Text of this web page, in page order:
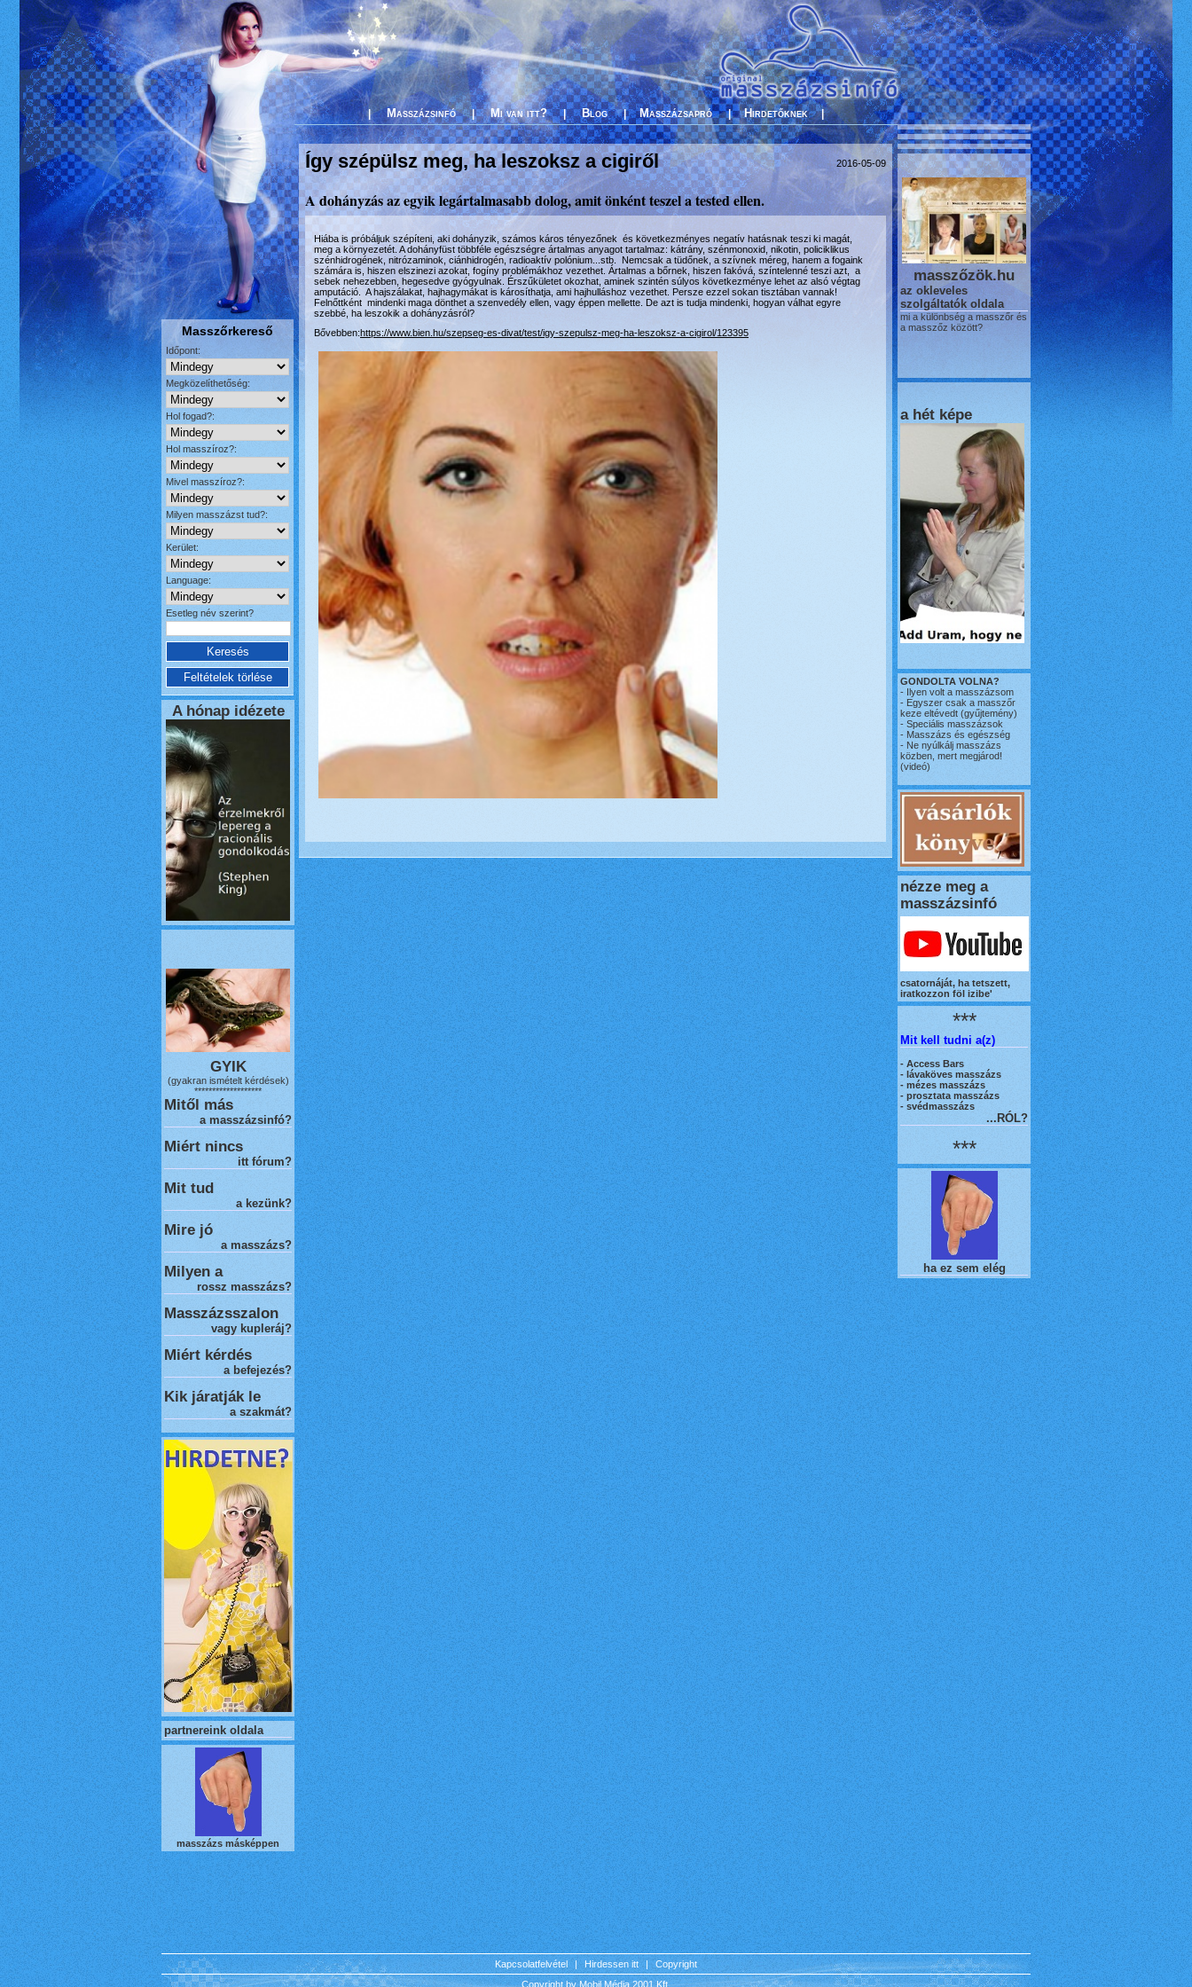
Masszőrkereső
Időpont:
Megközelíthetőség:
Hol fogad?:
Hol masszíroz?:
Mivel masszíroz?:
Milyen masszázst tud?:
Kerület:
Language:
Esetleg név szerint?
A hónap idézete
GYIK
(gyakran ismételt kérdések)
*******************
Mitől más
a masszázsinfó?
Miért nincs
itt fórum?
Mit tud
a kezünk?
Mire jó
a masszázs?
Milyen a
rossz masszázs?
Masszázsszalon
vagy kupleráj?
Miért kérdés
a befejezés?
Kik járatják le
a szakmát?
partnereink oldala
masszázs másképpen
| Masszázsinfó | Mi van itt? | Blog | Masszázsapró | Hirdetőknek |
Így szépülsz meg, ha leszoksz a cigiről 2016-05-09
A dohányzás az egyik legártalmasabb dolog, amit önként teszel a tested ellen.
Hiába is próbáljuk szépíteni, aki dohányzik, számos káros tényezőnek és következményes negatív hatásnak teszi ki magát,
meg a környezetét. A dohányfüst többféle egészségre ártalmas anyagot tartalmaz: kátrány, szénmonoxid, nikotin, policiklikus
szénhidrogének, nitrózaminok, ciánhidrogén, radioaktív polónium...stb. Nemcsak a tüdőnek, a szívnek méreg, hanem a fogaink
számára is, hiszen elszinezi azokat, fogíny problémákhoz vezethet. Ártalmas a bőrnek, hiszen fakóvá, színtelenné teszi azt, a
sebek nehezebben, hegesedve gyógyulnak. Érszűkületet okozhat, aminek szintén súlyos következménye lehet az alsó végtag
amputáció. A hajszálakat, hajhagymákat is károsíthatja, ami hajhulláshoz vezethet. Persze ezzel sokan tisztában vannak!
Felnőttként mindenki maga dönthet a szenvedély ellen, vagy éppen mellette. De azt is tudja mindenki, hogyan válhat egyre
szebbé, ha leszokik a dohányzásról?
Bővebben:https://www.bien.hu/szepseg-es-divat/test/igy-szepulsz-meg-ha-leszoksz-a-cigirol/123395
masszőzök.hu
az okleveles
szolgáltatók oldala
mi a különbség a masszőr és
a masszőz között?
a hét képe
GONDOLTA VOLNA?
- Ilyen volt a masszázsom
- Egyszer csak a masszőr
keze eltévedt (gyűjtemény)
- Speciális masszázsok
- Masszázs és egészség
- Ne nyúlkálj masszázs
közben, mert megjárod!
(videó)
nézze meg a
masszázsinfó
csatornáját, ha tetszett,
iratkozzon föl izibe'
***
Mit kell tudni a(z)
- Access Bars
- lávaköves masszázs
- mézes masszázs
- prosztata masszázs
- svédmasszázs
...RÓL?
***
ha ez sem elég
Kapcsolatfelvétel | Hirdessen itt |
Copyright
Copyright by Mobil Média 2001 Kft.